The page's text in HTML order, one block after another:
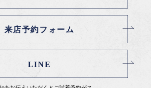
来店予約フォーム
LINE